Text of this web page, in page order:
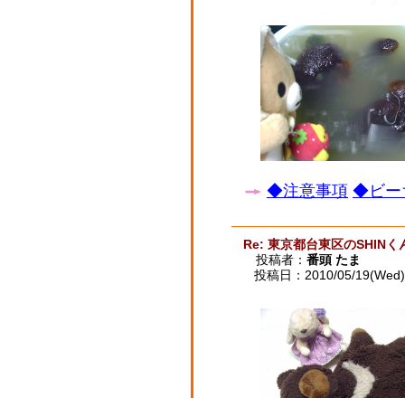
◆注意事項 ◆ビー
Re: 東京都台東区のSHINく
投稿者： 番頭 たま
投稿日：2010/05/